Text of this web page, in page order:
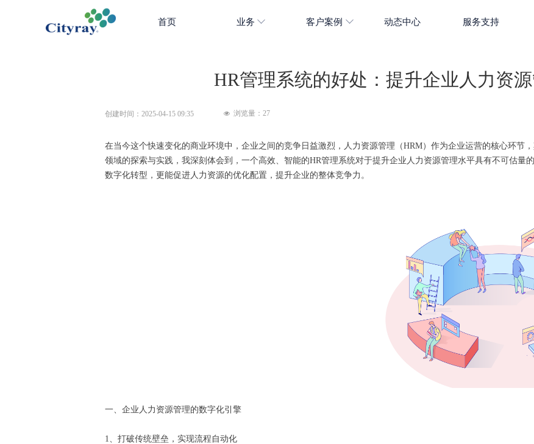
首页 业务 客户案例 动态中心 服务支持
HR管理系统的好处：提升企业人力资
在当今这个快速变化的商业环境中，企业之间的竞争日益激烈，人力资源管理（HRM）作为企业运营的核心环节
领域的探索与实践，我深刻体会到，一个高效、智能的HR管理系统对于提升企业人力资源管理水平具有不可估量
数字化转型，更能促进人力资源的优化配置，提升企业的整体竞争力。
一、企业人力资源管理的数字化引擎
1、打破传统壁垒，实现流程自动化
创建时间： 2025-04-15 09:35 넶 浏览量： 27